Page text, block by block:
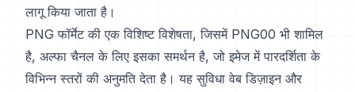
लागू किया जाता है।
PNG फॉर्मेट की एक विशिष्ट विशेषता, जिसमें PNG00 भी शामिल
है, अल्फा चैनल के लिए इसका समर्थन है, जो इमेज में पारदर्शिता के
विभिन्न स्तरों की अनुमति देता है। यह सुविधा वेब डिज़ाइन और